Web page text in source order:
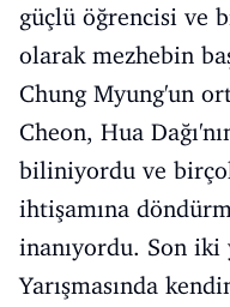
güçlü öğrencisi ve
olarak mezhebin
Chung Myung'un
Cheon, Hua
biliniyordu ve
ihtişamına
inanıyordu. Son iki
Yarışmasında